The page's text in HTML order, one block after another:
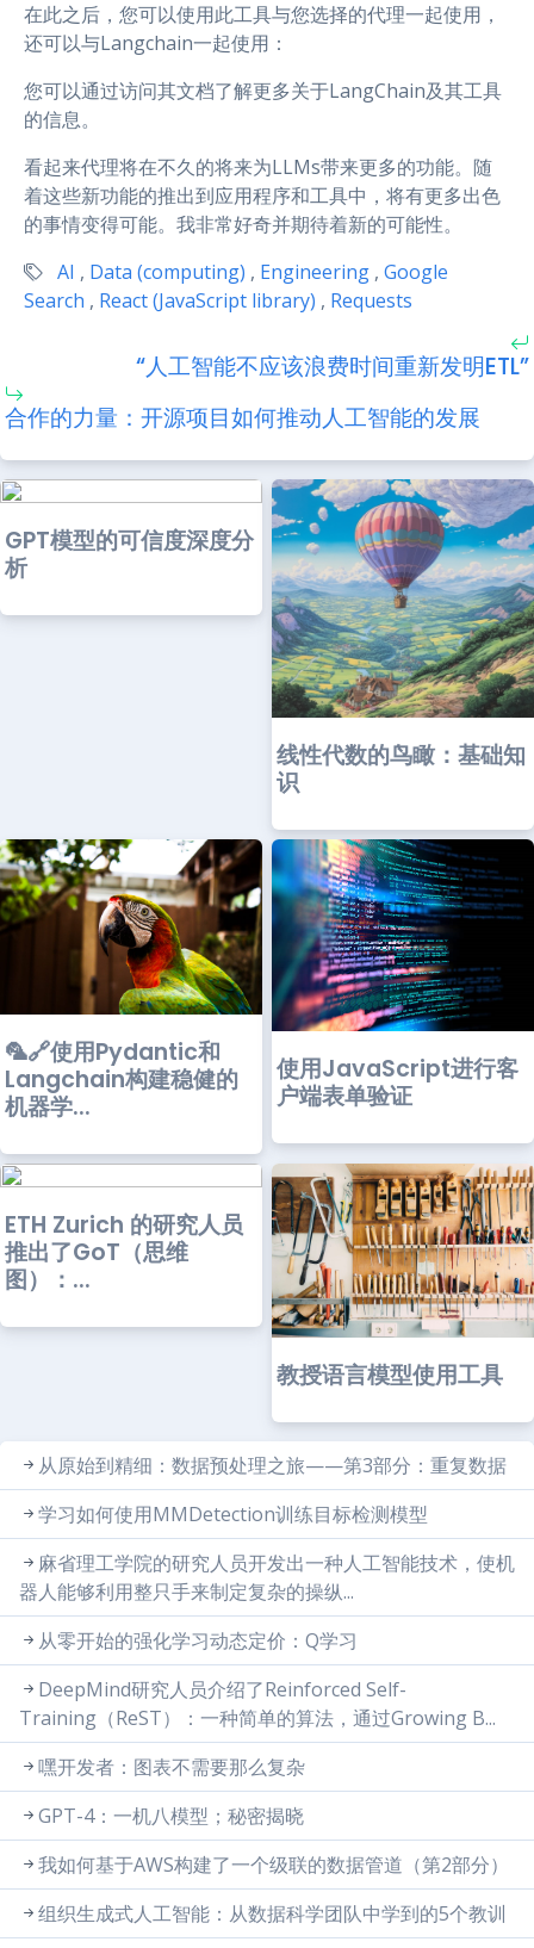
在此之后，您可以使用此工具与您选择的代理一起使用，
还可以与Langchain一起使用：
您可以通过访问其文档了解更多关于LangChain及其工具
的信息。
看起来代理将在不久的将来为LLMs带来更多的功能。随
着这些新功能的推出到应用程序和工具中，将有更多出色
的事情变得可能。我非常好奇并期待着新的可能性。
AI , Data (computing) , Engineering , Google
Search , React (JavaScript library) , Requests
“人工智能不应该浪费时间重新发明ETL”
合作的力量：开源项目如何推动人工智能的发展
GPT模型的可信度深度分
析
线性代数的鸟瞰：基础知
识
🦜🔗使用Pydantic和
Langchain构建稳健的
机器学...
使用JavaScript进行客
户端表单验证
ETH Zurich 的研究人员
推出了GoT（思维
图）：...
教授语言模型使用工具
从原始到精细：数据预处理之旅——第3部分：重复数据
学习如何使用MMDetection训练目标检测模型
麻省理工学院的研究人员开发出一种人工智能技术，使机
器人能够利用整只手来制定复杂的操纵...
从零开始的强化学习动态定价：Q学习
DeepMind研究人员介绍了Reinforced Self-
Training（ReST）：一种简单的算法，通过Growing B...
嘿开发者：图表不需要那么复杂
GPT-4：一机八模型；秘密揭晓
我如何基于AWS构建了一个级联的数据管道（第2部分）
组织生成式人工智能：从数据科学团队中学到的5个教训